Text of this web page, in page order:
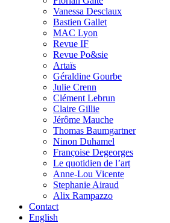
Vanessa Desclaux
Bastien Gallet
MAC Lyon
Revue IF
Revue Po&sie
Artaïs
Géraldine Gourbe
Julie Crenn
Clément Lebrun
Claire Gillie
Jérôme Mauche
Thomas Baumgartner
Ninon Duhamel
Françoise Degeorges
Le quotidien de l’art
Anne-Lou Vicente
Stephanie Airaud
Alix Rampazzo
Contact
English